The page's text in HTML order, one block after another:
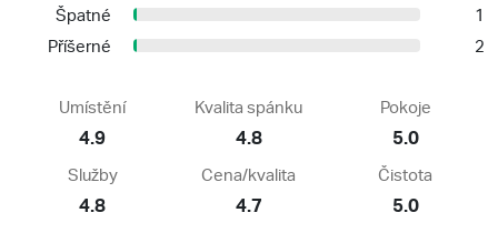
Špatné
1
Příšerné
2
Umístění
4.9
Kvalita spánku
4.8
Pokoje
5.0
Služby
4.8
Cena/kvalita
4.7
Čistota
5.0